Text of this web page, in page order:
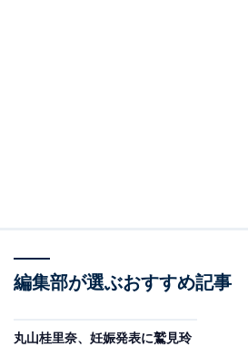
編集部が選ぶおすすめ記事
丸山桂里奈、妊娠発表に鷲見玲